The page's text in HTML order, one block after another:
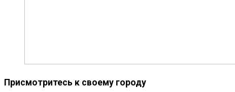
Присмотритесь к своему городу